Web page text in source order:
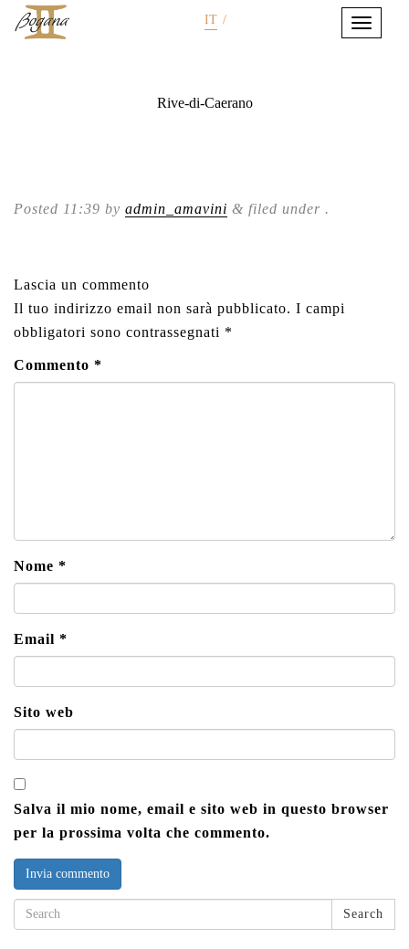
IT /
Rive-di-Caerano
Posted 11:39 by admin_amavini & filed under .
Lascia un commento
Il tuo indirizzo email non sarà pubblicato. I campi
obbligatori sono contrassegnati *
Commento *
Nome *
Email *
Sito web
Salva il mio nome, email e sito web in questo browser
per la prossima volta che commento.
Search